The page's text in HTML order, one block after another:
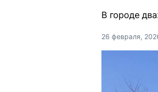
В городе
26 февраля,